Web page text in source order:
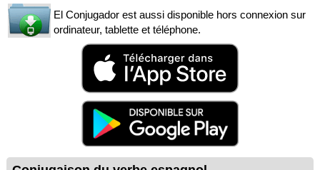
El Conjugador est aussi disponible hors connexion sur
ordinateur, tablette et téléphone.